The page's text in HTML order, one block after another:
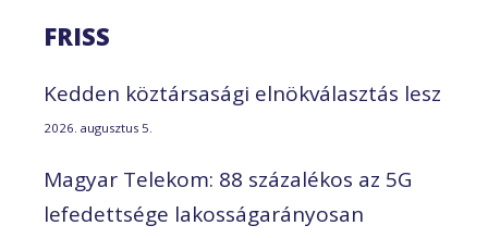
FRISS
Kedden köztársasági elnökválasztás lesz
2026. augusztus 5.
Magyar Telekom: 88 százalékos az 5G
lefedettsége lakosságarányosan